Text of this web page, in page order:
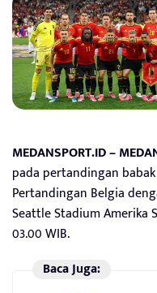
MEDANSPORT.ID –
pada pertandingan babak
Pertandingan Belgia
Seattle Stadium Amerika
03.00 WIB.
Baca Juga: